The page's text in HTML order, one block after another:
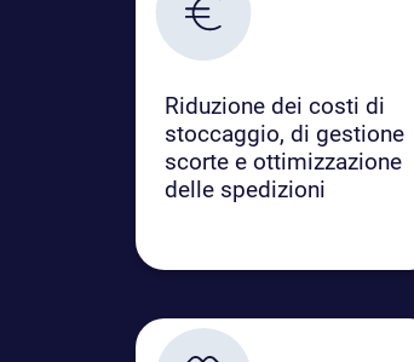
Riduzione dei costi di
stoccaggio, di gestione
scorte e ottimizzazione
delle spedizioni